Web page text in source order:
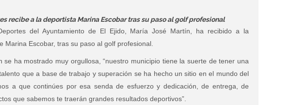
recibe a la deportista Marina Escobar tras su paso al golf profesional
del Ayuntamiento de El Ejido, María José Martín, ha recibido a la
Marina Escobar, tras su paso al golf profesional.
se ha mostrado muy orgullosa, “nuestro municipio tiene la suerte de tener una
que a base de trabajo y superación se ha hecho un sitio en el mundo del
a que continúes por esa senda de esfuerzo y dedicación, de entrega, de
que sabemos te traerán grandes resultados deportivos”.